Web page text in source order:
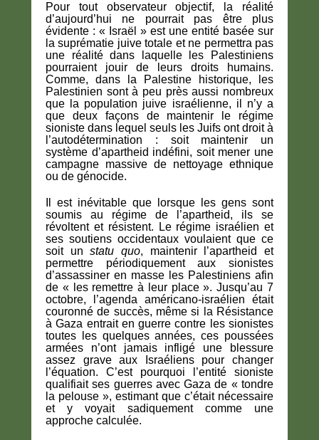
Pour tout observateur objectif, la réalité
d’aujourd’hui ne pourrait pas être plus
évidente : « Israël » est une entité basée sur
la suprématie juive totale et ne permettra pas
une réalité dans laquelle les Palestiniens
pourraient jouir de leurs droits humains.
Comme, dans la Palestine historique, les
Palestinien sont à peu près aussi nombreux
que la population juive israélienne, il n’y a
que deux façons de maintenir le régime
sioniste dans lequel seuls les Juifs ont droit à
l’autodétermination : soit maintenir un
système d’apartheid indéfini, soit mener une
campagne massive de nettoyage ethnique
ou de génocide.
Il est inévitable que lorsque les gens sont
soumis au régime de l’apartheid, ils se
révoltent et résistent. Le régime israélien et
ses soutiens occidentaux voulaient que ce
soit unstatu quo, maintenir l’apartheid et
permettre périodiquement aux sionistes
d’assassiner en masse les Palestiniens afin
de « les remettre à leur place ». Jusqu’au 7
octobre, l’agenda américano-israélien était
couronné de succès, même si la Résistance
à Gaza entrait en guerre contre les sionistes
toutes les quelques années, ces poussées
armées n’ont jamais infligé une blessure
assez grave aux Israéliens pour changer
l’équation. C’est pourquoi l’entité sioniste
qualifiait ses guerres avec Gaza de « tondre
la pelouse », estimant que c’était nécessaire
et y voyait sadiquement comme une
approche calculée.